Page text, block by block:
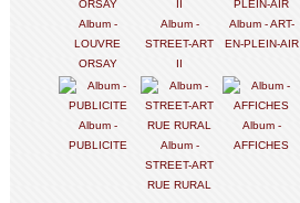
Album -
LOUVRE
ORSAY
Album -
STREET-ART
II
Album - ART-
EN-PLEIN-AIR
Album -
PUBLICITE
Album -
STREET-ART
RUE RURAL
Album -
AFFICHES